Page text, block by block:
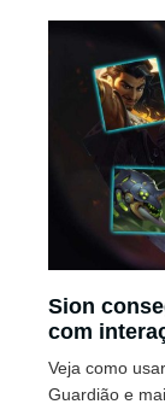
Sion
com
Veja como
Guardião e